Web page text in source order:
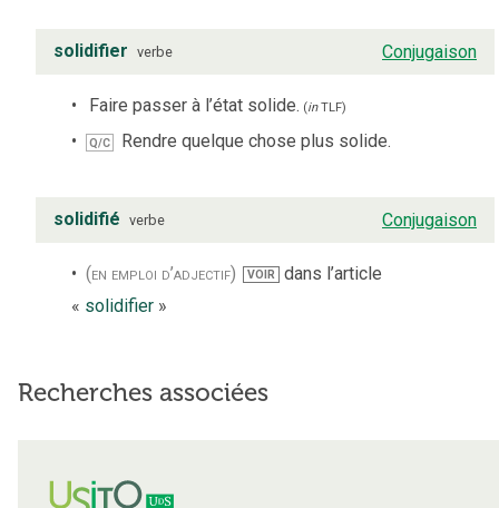
solidifier verbe Conjugaison
Faire passer à l’état solide. (inTLF)
Q/C Rendre quelque chose plus solide.
solidifié verbe Conjugaison
(en emploi d’adjectif) VOIR dans l’article
« solidifier »
Recherches associées